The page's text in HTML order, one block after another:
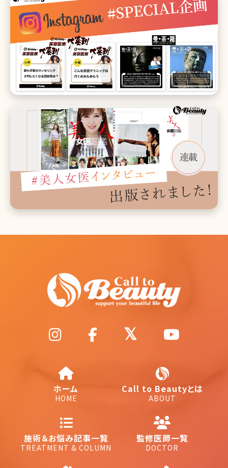
ホーム
HOME
Call to Beautyとは
ABOUT
施術＆お悩み記事一覧
TREATMENT & COLUMN
監修医師一覧
DOCTOR